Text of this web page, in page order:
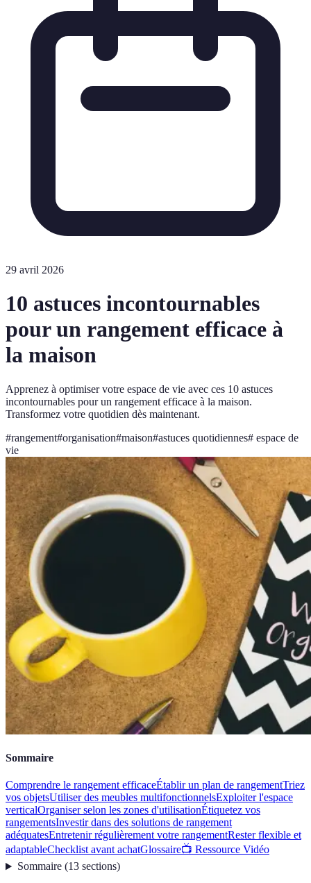
29 avril 2026
10 astuces incontournables
pour un rangement efficace à
la maison
Apprenez à optimiser votre espace de vie avec ces 10 astuces
incontournables pour un rangement efficace à la maison.
Transformez votre quotidien dès maintenant.
#rangement#organisation#maison#astuces quotidiennes# espace de
vie
Sommaire
Comprendre le rangement efficaceÉtablir un plan de rangementTriez
vos objetsUtiliser des meubles multifonctionnelsExploiter l'espace
verticalOrganiser selon les zones d'utilisationÉtiquetez vos
rangementsInvestir dans des solutions de rangement
adéquatesEntretenir régulièrement votre rangementRester flexible et
adaptableChecklist avant achatGlossaire📺 Ressource Vidéo
Sommaire(13 sections)